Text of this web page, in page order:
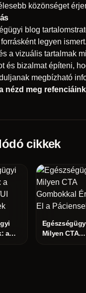
közönséget
blog
legyen
a vizuális tartalmak
és bizalmat építeni,
megbízható
nézd meg
cikkek
a
Milyen CTA